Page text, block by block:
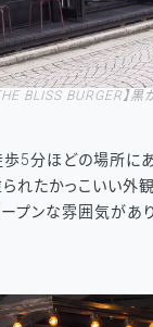
BLISS BURGER】黒
5分ほどの場所に
られたかっこいい外
プンな雰囲気があ